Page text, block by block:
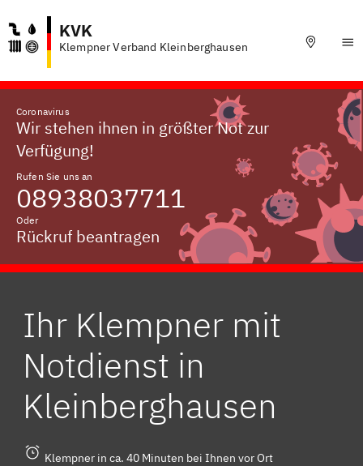
KVK
Klempner Verband Kleinberghausen
Coronavirus
Wir stehen ihnen in größter Not zur
Verfügung!
Rufen Sie uns an
08938037711
Oder
Rückruf beantragen
Ihr Klempner mit
Notdienst in
Kleinberghausen
Klempner in ca. 40 Minuten bei Ihnen vor Ort